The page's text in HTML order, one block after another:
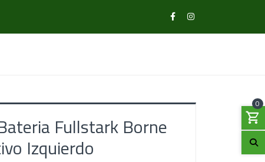
0
Fullstark Borne
Izquierdo